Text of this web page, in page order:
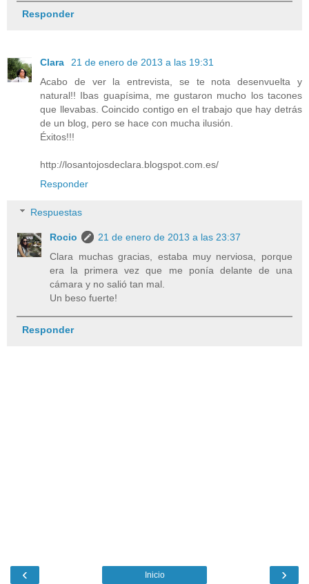
Responder
Clara
21 de enero de 2013 a las 19:31
Acabo de ver la entrevista, se te nota desenvuelta y
natural!! Ibas guapísima, me gustaron mucho los tacones
que llevabas. Coincido contigo en el trabajo que hay detrás
de un blog, pero se hace con mucha ilusión.
Éxitos!!!
http://losantojosdeclara.blogspot.com.es/
Responder
Respuestas
Rocio
21 de enero de 2013 a las 23:37
Clara muchas gracias, estaba muy nerviosa, porque
era la primera vez que me ponía delante de una
cámara y no salió tan mal.
Un beso fuerte!
Responder
‹ ›
Inicio